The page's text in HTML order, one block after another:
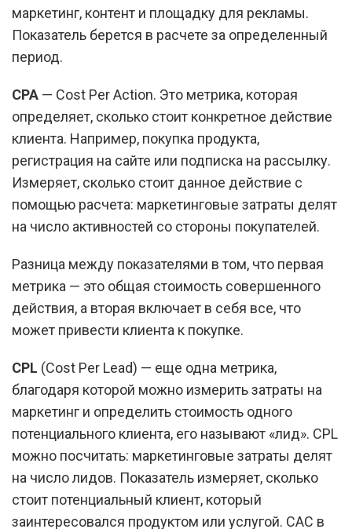
маркетинг, контент и площадку для рекламы.
Показатель берется в расчете за определенный
период.
CPA — Cost Per Action. Это метрика, которая
определяет, сколько стоит конкретное действие
клиента. Например, покупка продукта,
регистрация на сайте или подписка на рассылку.
Измеряет, сколько стоит данное действие с
помощью расчета: маркетинговые затраты делят
на число активностей со стороны покупателей.
Разница между показателями в том, что первая
метрика — это общая стоимость совершенного
действия, а вторая включает в себя все, что
может привести клиента к покупке.
CPL (Cost Per Lead) — еще одна метрика,
благодаря которой можно измерить затраты на
маркетинг и определить стоимость одного
потенциального клиента, его называют «лид». CPL
можно посчитать: маркетинговые затраты делят
на число лидов. Показатель измеряет, сколько
стоит потенциальный клиент, который
заинтересовался продуктом или услугой. CAC в